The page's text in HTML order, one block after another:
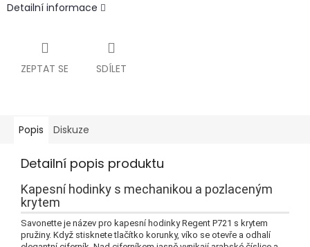
Detailní informace
ZEPTAT SE SDÍLET
Popis Diskuze
Detailní popis produktu
Kapesní hodinky s mechanikou a pozlaceným
krytem
Savonette je název pro kapesní hodinky Regent P721 s krytem
pružiny. Když stisknete tlačítko korunky, víko se otevře a odhalí